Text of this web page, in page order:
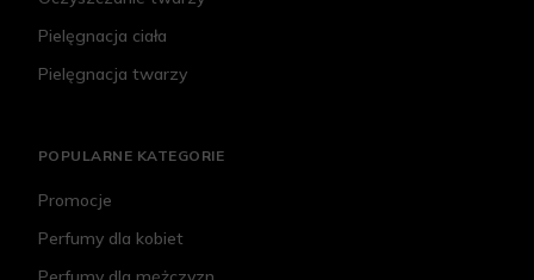
Pielęgnacja ciała
Pielęgnacja twarzy
POPULARNE KATEGORIE
Promocje
Perfumy dla kobiet